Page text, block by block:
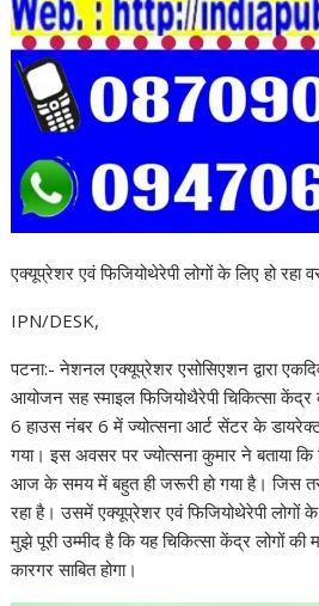
एक्यूप्रेशर एवं फिजियोथेरेपी लोगों के लिए हो रहा
IPN/DESK,
पटना:- नेशनल एक्यूप्रेशर एसोसिएशन द्वारा
आयोजन सह स्माइल फिजियोथैरेपी चिकित्सा
6 हाउस नंबर 6 में ज्योत्सना आर्ट सेंटर के
गया। इस अवसर पर ज्योत्सना कुमार ने बताया
आज के समय में बहुत ही जरूरी हो गया है। जिस
रहा है। उसमें एक्यूप्रेशर एवं फिजियोथेरेपी लोगों के
मुझे पूरी उम्मीद है कि यह चिकित्सा केंद्र लोगों
कारगर साबित होगा।